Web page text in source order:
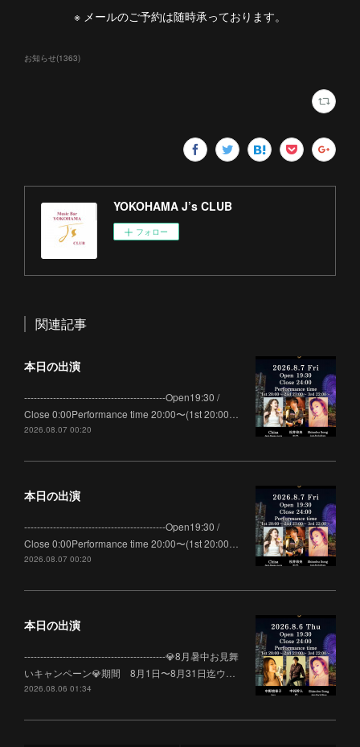
※ メールのご予約は随時承っております。
お知らせ(1363)
YOKOHAMA J’s CLUB
フォロー
関連記事
本日の出演
--------------------------------------------Open19:30 /
Close 0:00Performance time 20:00〜(1st 20:00…
2026.08.07 00:20
本日の出演
--------------------------------------------Open19:30 /
Close 0:00Performance time 20:00〜(1st 20:00…
2026.08.07 00:20
本日の出演
--------------------------------------------💎8月暑中お見舞
いキャンペーン💎期間 8月1日〜8月31日迄ウ…
2026.08.06 01:34